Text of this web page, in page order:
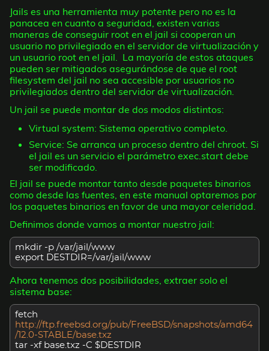
Jails es una herramienta muy potente pero no es la
panacea en cuanto a seguridad, existen varias
maneras de conseguir root en el jail si cooperan un
usuario no privilegiado en el servidor de virtualización y
un usuario root en el jail. La mayoría de estos ataques
pueden ser mitigados asegurándose de que el root
filesystem del jail no sea accesible por usuarios no
privilegiados dentro del servidor de virtualización.
Un jail se puede montar de dos modos distintos:
Virtual system: Sistema operativo completo.
Service: Se arranca un proceso dentro del chroot. Si
el jail es un servicio el parámetro exec.start debe
ser modificado.
El jail se puede montar tanto desde paquetes binarios
como desde las fuentes, en este manual optaremos por
los paquetes binarios en favor de una mayor celeridad.
Definimos donde vamos a montar nuestro jail:
mkdir -p /var/jail/www
export DESTDIR=/var/jail/www
Ahora tenemos dos posibilidades, extraer solo el
sistema base:
fetch
http://ftp.freebsd.org/pub/FreeBSD/snapshots/amd64
/12.0-STABLE/base.txz
tar -xf base.txz -C $DESTDIR